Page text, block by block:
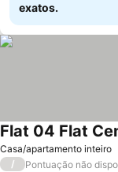
exatos.
Casa/apartamento inteiro
Flat 04 Flat
/ Pontuação não